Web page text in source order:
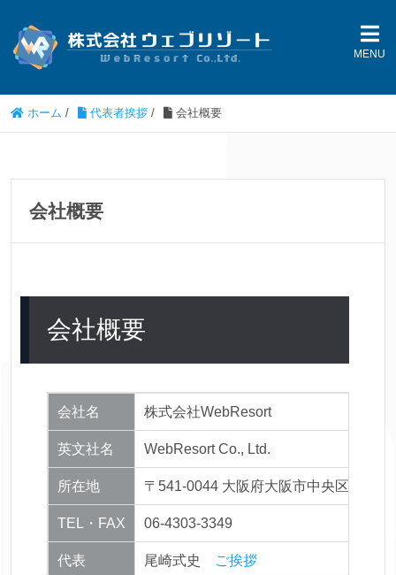
MENU
ホーム / 代表者挨拶 / 会社概要
会社概要
会社概要
会社名 株式会社WebResort
英文社名 WebResort Co., Ltd.
所在地 〒541-0044 大阪府大阪市中央区伏見
TEL・FAX 06-4303-3349
代表 尾崎式史 ご挨拶